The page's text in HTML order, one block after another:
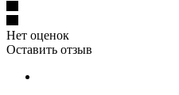
Нет оценок
Оставить отзыв